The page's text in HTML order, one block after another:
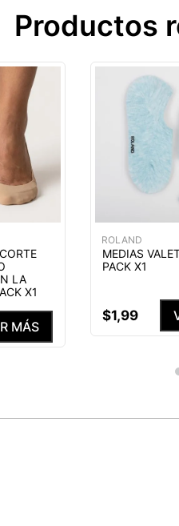
Productos
LA
X1
MÁS
ROLAND
MEDIAS
PACK X1
$1,99